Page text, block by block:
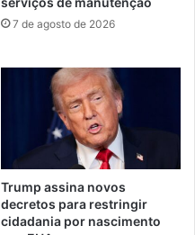
7 de agosto de 2026
Trump assina novos
decretos para restringir
cidadania por nascimento